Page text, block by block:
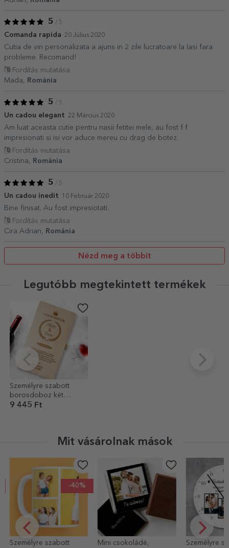
5 / 5
Comanda rapida 20 Július 2020
Cutia de vin personalizata a ajuns in 2 zile lucratoare la Iasi fara
probleme. Recomand!
Fordítás mutatása
Mada,
Románia
5 / 5
Un cadou elegant 22 Március 2020
Am luat aceasta cutie pentru nasii fetitei mele, au fost f f
impresionati si isi vor aduce mereu cu drag de botez.
Fordítás mutatása
Cristina,
Románia
5 / 5
Un cadou inedit 10 Február 2020
Bine finisat. Au fost impresiotati.
Fordítás mutatása
Cira Adrian,
Románia
Nézd meg a többit
Legutóbb megtekintett termékek
Személyre szabott
borosdoboz két
palackhoz
9 445 Ft
Mit vásárolnak mások
-40%
Mini csokoládé,
Személyre szabott óra